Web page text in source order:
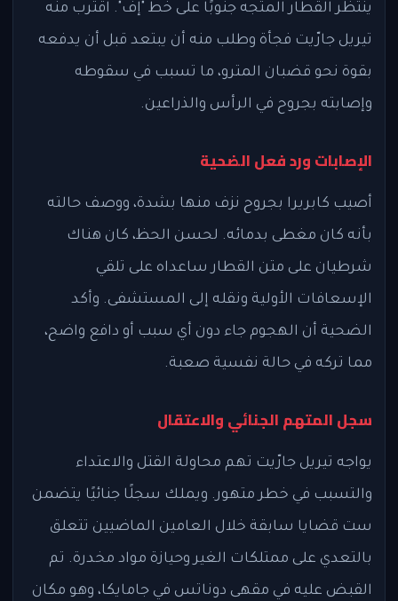
ينتظر القطار المتجه جنوبًا على خط "إف". اقترب منه
تيريل جارّيت فجأة وطلب منه أن يبتعد قبل أن يدفعه
بقوة نحو قضبان المترو، ما تسبب في سقوطه
وإصابته بجروح في الرأس والذراعين.
الإصابات ورد فعل الضحية
أصيب كابريرا بجروح نزف منها بشدة، ووصف حالته
بأنه كان مغطى بدمائه. لحسن الحظ، كان هناك
شرطيان على متن القطار ساعداه على تلقي
الإسعافات الأولية ونقله إلى المستشفى. وأكد
الضحية أن الهجوم جاء دون أي سبب أو دافع واضح،
مما تركه في حالة نفسية صعبة.
سجل المتهم الجنائي والاعتقال
يواجه تيريل جارّيت تهم محاولة القتل والاعتداء
والتسبب في خطر متهور. ويملك سجلًا جنائيًا يتضمن
ست قضايا سابقة خلال العامين الماضيين تتعلق
بالتعدي على ممتلكات الغير وحيازة مواد مخدرة. تم
القبض عليه في مقهى دوناتس في جامايكا، وهو مكان